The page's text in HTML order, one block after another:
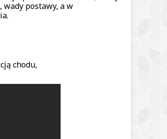
wady postawy, a w
chodu,